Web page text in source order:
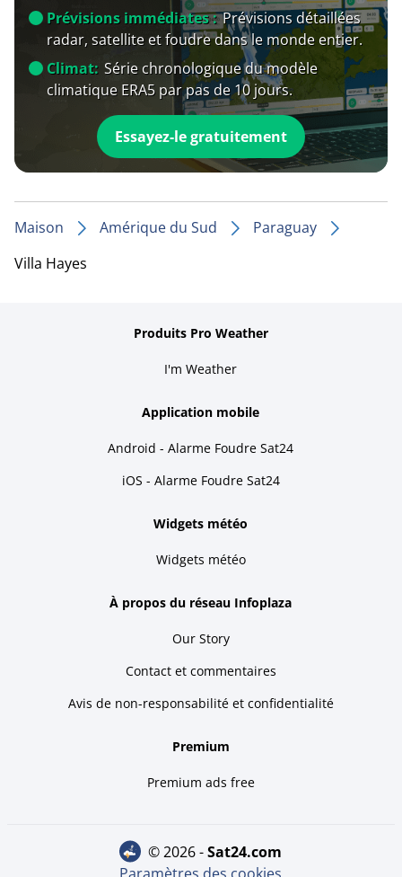
Prévisions immédiates : Prévisions détaillées
radar, satellite et foudre dans le monde entier.
Climat: Série chronologique du modèle
climatique ERA5 par pas de 10 jours.
Essayez-le gratuitement
Maison Amérique du Sud
Paraguay
Villa Hayes
Produits Pro Weather
I'm Weather
Application mobile
Android - Alarme Foudre Sat24
iOS - Alarme Foudre Sat24
Widgets météo
Widgets météo
À propos du réseau Infoplaza
Our Story
Contact et commentaires
Avis de non-responsabilité et confidentialité
Premium
Premium ads free
© 2026 - sat24.com